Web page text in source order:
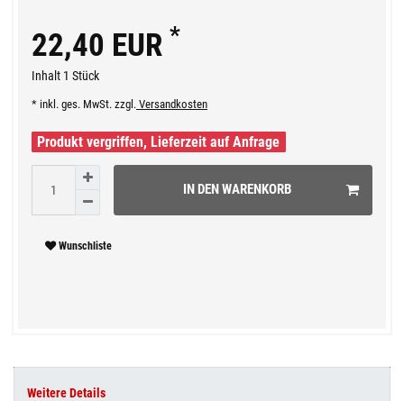
22,40 EUR *
Inhalt 1 Stück
* inkl. ges. MwSt. zzgl. Versandkosten
Produkt vergriffen, Lieferzeit auf Anfrage
IN DEN WARENKORB
Wunschliste
Weitere Details